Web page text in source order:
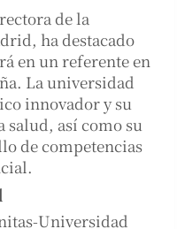
de la
ha destacado
en un referente en
La universidad
innovador y su
salud, así como su
de competencias
Universidad